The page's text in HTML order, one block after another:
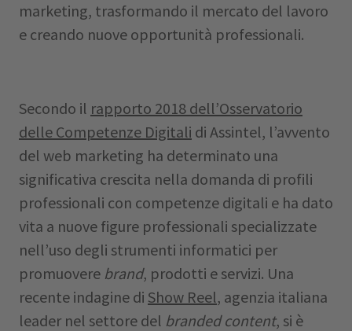
marketing, trasformando il mercato del lavoro
e creando nuove opportunità professionali.
Secondo il rapporto 2018 dell’Osservatorio
delle Competenze Digitali di Assintel, l’avvento
del web marketing ha determinato una
significativa crescita nella domanda di profili
professionali con competenze digitali e ha dato
vita a nuove figure professionali specializzate
nell’uso degli strumenti informatici per
promuovere brand, prodotti e servizi. Una
recente indagine di Show Reel, agenzia italiana
leader nel settore del branded content, si è